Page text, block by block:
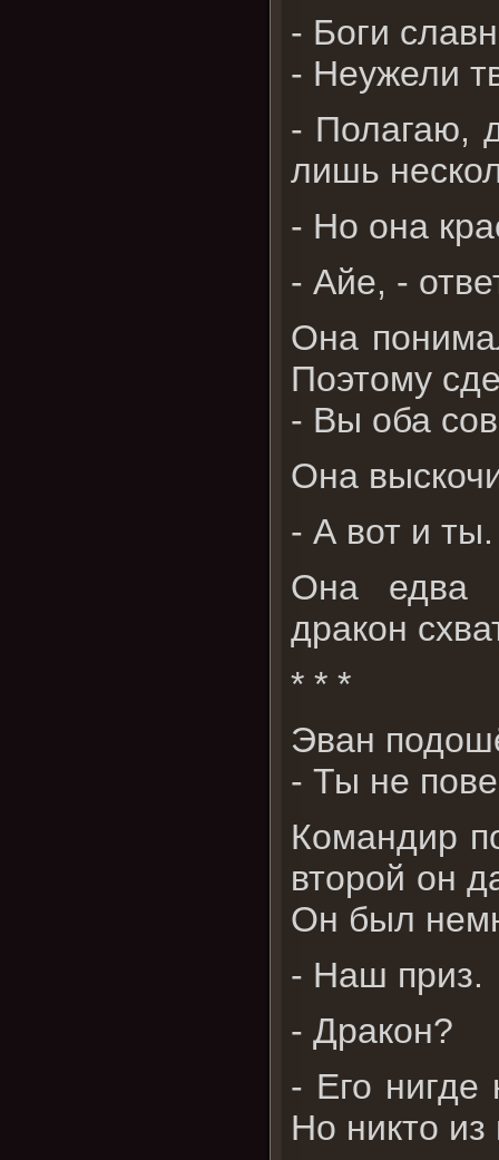
- Боги
- Неужели
- Полагаю,
лишь
- Но она
- Айе, -
Она
Поэтому
- Вы оба
Она
- А вот и
Она едва
дракон
* * *
Эван
- Ты не
Командир
второй он
Он был
- Наш приз.
- Дракон?
- Его
Но никто из